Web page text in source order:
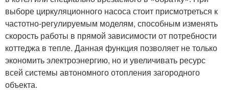
выборе циркуляционного насоса стоит присмотреться к
частотно-регулируемым моделям, способным изменять
скорость работы в прямой зависимости от потребности
коттеджа в тепле. Данная функция позволяет не только
экономить электроэнергию, но и увеличивать ресурс
всей системы автономного отопления загородного
объекта.